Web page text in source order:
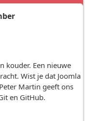
kouder. Een nieuwe
Wist je dat Joomla
Martin geeft ons
en GitHub.